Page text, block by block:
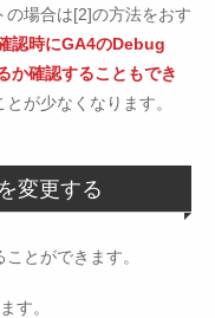
場合は[2]の方法をおす
認時にGA4のDebug
か確認することもでき
が少なくなります。
変更する
とができます。
す。